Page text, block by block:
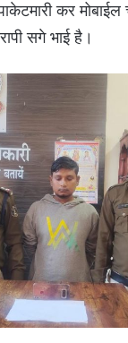
कर मोबाईल
सगे भाई है।